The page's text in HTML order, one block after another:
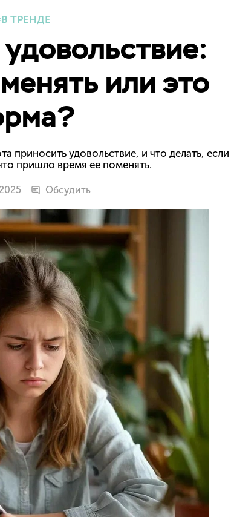
В ТРЕНДЕ
или это
приносить удовольствие, и что делать, если
пришло время ее поменять.
Обсудить